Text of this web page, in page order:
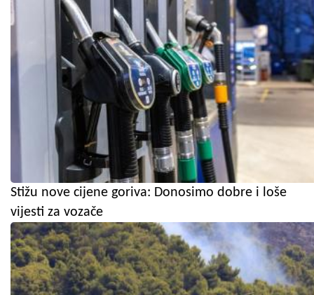
Stižu nove cijene goriva: Donosimo dobre i loše
vijesti za vozače